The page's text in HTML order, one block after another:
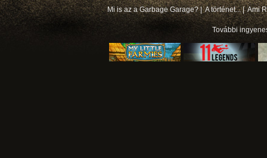
Mi is az a Garbage Garage? |A történet... |Ami
További